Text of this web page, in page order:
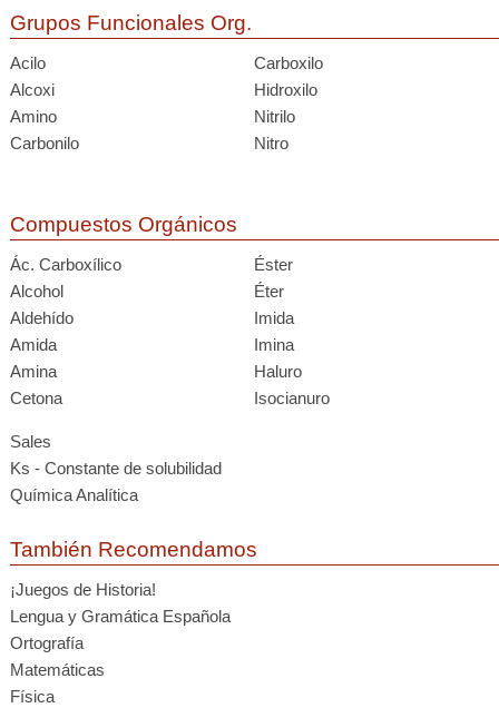
Grupos Funcionales Org.
Acilo
Carboxilo
Alcoxi
Hidroxilo
Amino
Nitrilo
Carbonilo
Nitro
Compuestos Orgánicos
Ác. Carboxílico
Éster
Alcohol
Éter
Aldehído
Imida
Amida
Imina
Amina
Haluro
Cetona
Isocianuro
Sales
Ks - Constante de solubilidad
Química Analítica
También Recomendamos
¡Juegos de Historia!
Lengua y Gramática Española
Ortografía
Matemáticas
Física